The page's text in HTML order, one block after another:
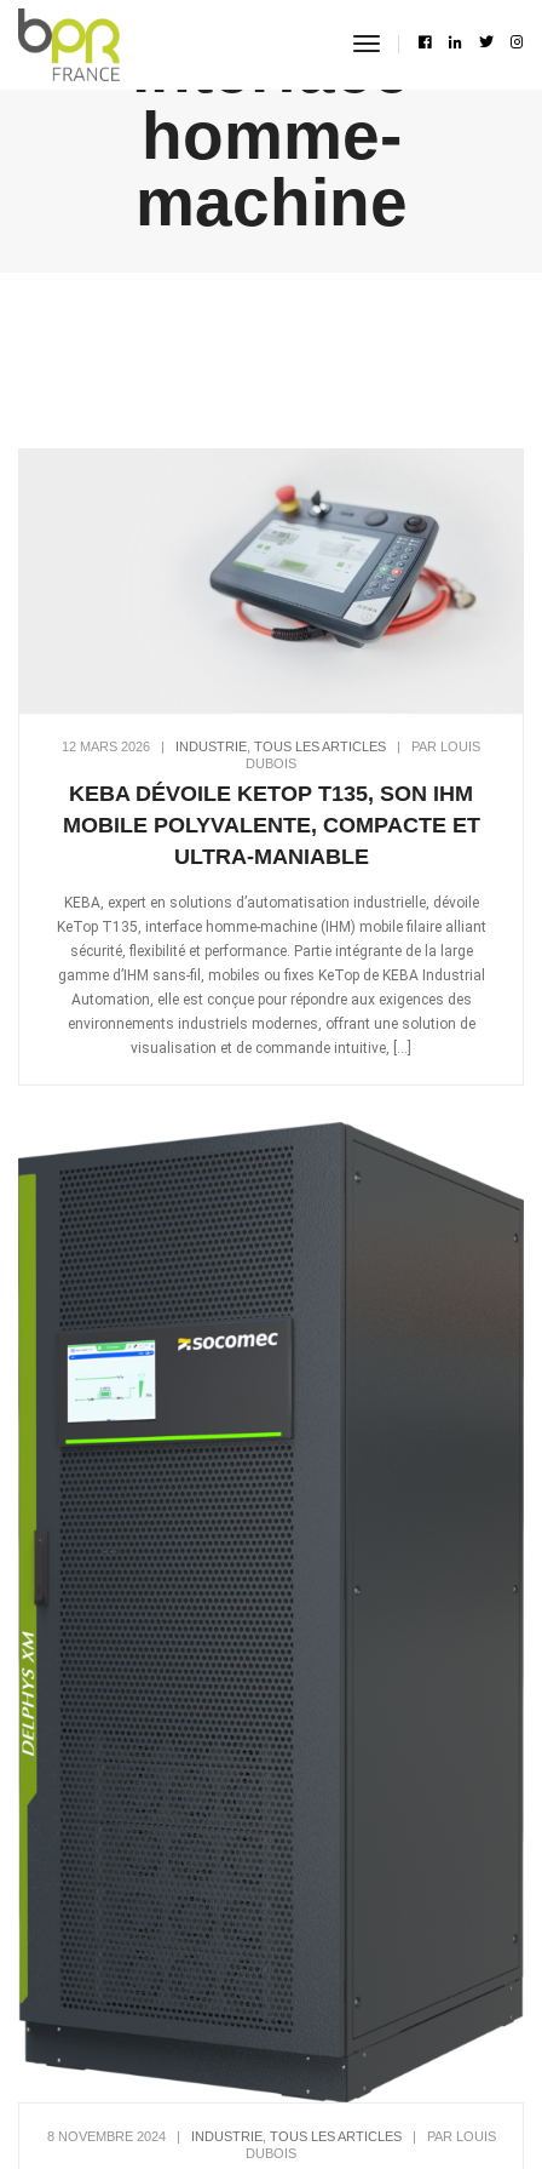
toggle
interface
homme-
machine
12 MARS 2026 | INDUSTRIE TOUS LES ARTICLES | PAR LOUIS
DUBOIS
KEBA DÉVOILE KETOP T135, SON IHM
MOBILE POLYVALENTE, COMPACTE ET
ULTRA-MANIABLE
KEBA, expert en solutions d’automatisation industrielle, dévoile
KeTop T135, interface homme-machine (IHM) mobile filaire alliant
sécurité, flexibilité et performance. Partie intégrante de la large
gamme d’IHM sans-fil, mobiles ou fixes KeTop de KEBA Industrial
Automation, elle est conçue pour répondre aux exigences des
environnements industriels modernes, offrant une solution de
visualisation et de commande intuitive, […]
8 NOVEMBRE 2024| INDUSTRIE, TOUS LES ARTICLES|
PAR LOUIS
DUBOIS